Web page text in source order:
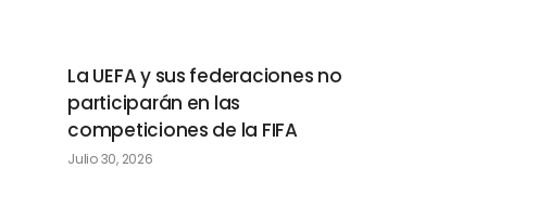
La UEFA y sus federaciones no
participarán en las
competiciones de la FIFA
Julio 30, 2026